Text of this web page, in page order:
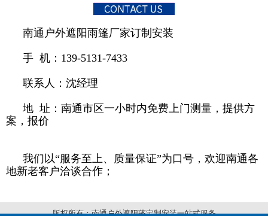
南通户外遮阳雨篷厂家订制安装
手 机：139-5131-7433
联系人：沈经理
地 址：南通市区一小时内免费上门测量，提供方
案，报价
我们以“服务至上、质量保证”为口号，欢迎南通各
地新老客户洽谈合作；
版权所有：南通户外遮阳蓬定制安装一站式服务